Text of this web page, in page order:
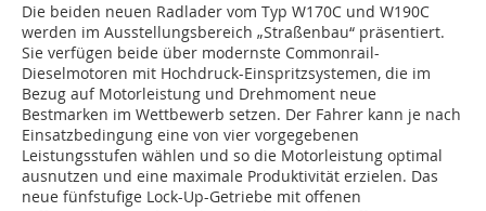
Die beiden neuen Radlader vom Typ W170C und W190C
werden im Ausstellungsbereich „Straßenbau“ präsentiert.
Sie verfügen beide über modernste Commonrail-
Dieselmotoren mit Hochdruck-Einspritzsystemen, die im
Bezug auf Motorleistung und Drehmoment neue
Bestmarken im Wettbewerb setzen. Der Fahrer kann je nach
Einsatzbedingung eine von vier vorgegebenen
Leistungsstufen wählen und so die Motorleistung optimal
ausnutzen und eine maximale Produktivität erzielen. Das
neue fünfstufige Lock-Up-Getriebe mit offenen